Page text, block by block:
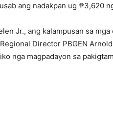
ang nadakpan ug ₱3,620
Jr., ang kalampusan sa
Director PBGEN
nga magpadayon sa